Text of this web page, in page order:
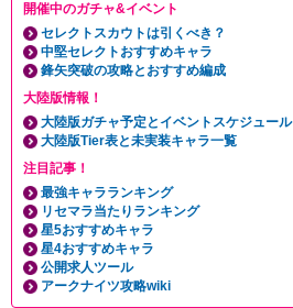
開催中のガチャ&イベント
セレクトスカウトは引くべき？
中堅セレクトおすすめキャラ
鋒矢突破の攻略とおすすめ編成
大陸版情報！
大陸版ガチャ予定とイベントスケジュール
大陸版Tier表と未実装キャラ一覧
注目記事！
最強キャラランキング
リセマラ当たりランキング
星5おすすめキャラ
星4おすすめキャラ
公開求人ツール
アークナイツ攻略wiki